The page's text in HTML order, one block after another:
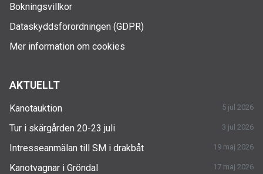
Bokningsvillkor
Dataskyddsförordningen (GDPR)
Mer information om cookies
AKTUELLT
Kanotauktion 5 jul 2026
Tur i skärgården 20-23 juli 3 jul 2026
Intresseanmälan till SM i drakbåt 19 maj 2026
Kanotvagnar i Gröndal 17 maj 2026